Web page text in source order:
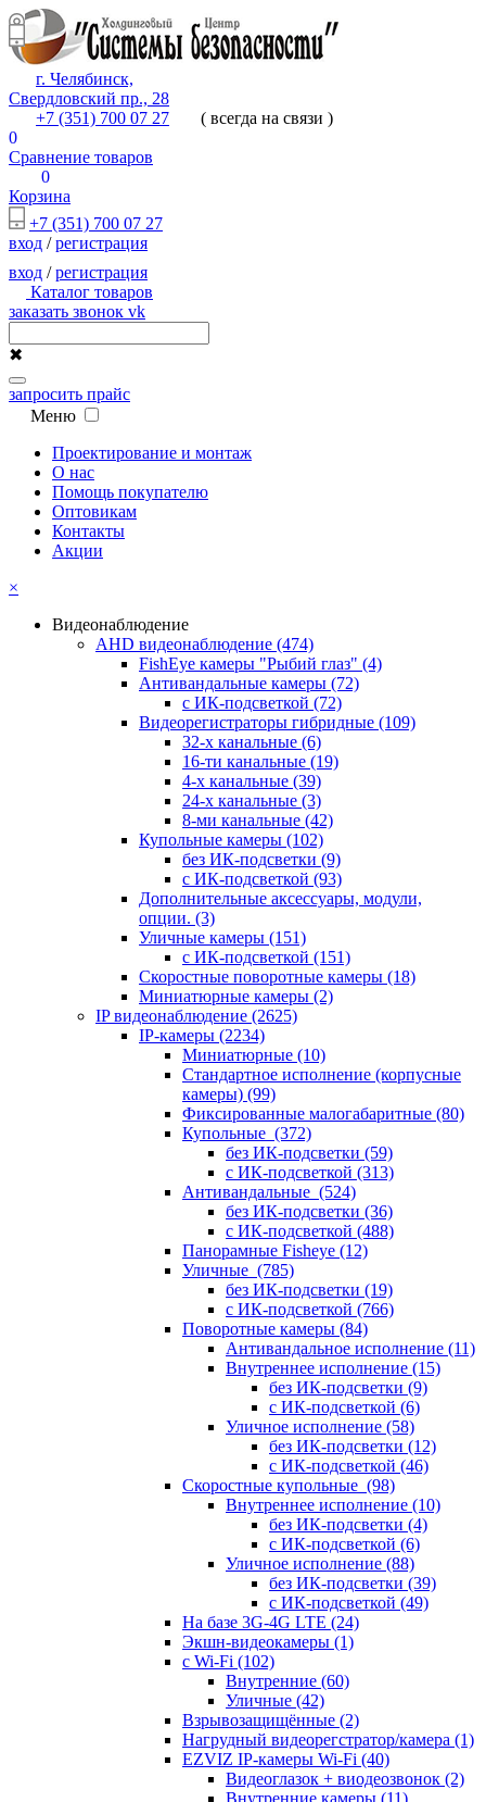
г. Челябинск,
Свердловский пр., 28
+7 (351) 700 07 27
( всегда на связи )
0
Сравнение товаров
0
Корзина
+7 (351) 700 07 27
вход /регистрация
вход /регистрация
Каталог товаров
заказать звонок vk
✖
запросить прайс
Меню
Проектирование и монтаж
О нас
Помощь покупателю
Оптовикам
Контакты
Акции
×
Видеонаблюдение
AHD видеонаблюдение (474)
FishEye камеры "Рыбий глаз" (4)
Антивандальные камеры (72)
с ИК-подсветкой (72)
Видеорегистраторы гибридные (109)
32-х канальные (6)
16-ти канальные (19)
4-х канальные (39)
24-х канальные (3)
8-ми канальные (42)
Купольные камеры (102)
без ИК-подсветки (9)
с ИК-подсветкой (93)
Дополнительные аксессуары, модули,
опции. (3)
Уличные камеры (151)
с ИК-подсветкой (151)
Скоростные поворотные камеры (18)
Миниатюрные камеры (2)
IP видеонаблюдение (2625)
IP-камеры (2234)
Миниатюрные (10)
Стандартное исполнение (корпусные
камеры) (99)
Фиксированные малогабаритные (80)
Купольные (372)
без ИК-подсветки (59)
с ИК-подсветкой (313)
Антивандальные (524)
без ИК-подсветки (36)
с ИК-подсветкой (488)
Панорамные Fisheye (12)
Уличные (785)
без ИК-подсветки (19)
с ИК-подсветкой (766)
Поворотные камеры (84)
Антивандальное исполнение (11)
Внутреннее исполнение (15)
без ИК-подсветки (9)
с ИК-подсветкой (6)
Уличное исполнение (58)
без ИК-подсветки (12)
с ИК-подсветкой (46)
Скоростные купольные (98)
Внутреннее исполнение (10)
без ИК-подсветки (4)
с ИК-подсветкой (6)
Уличное исполнение (88)
без ИК-подсветки (39)
с ИК-подсветкой (49)
На базе 3G-4G LTE (24)
Экшн-видеокамеры (1)
с Wi-Fi (102)
Внутренние (60)
Уличные (42)
Взрывозащищённые (2)
Нагрудный видеорегстратор/камера (1)
EZVIZ IP-камеры Wi-Fi (40)
Видеоглазок + виодеозвонок (2)
Внутренние камеры (11)